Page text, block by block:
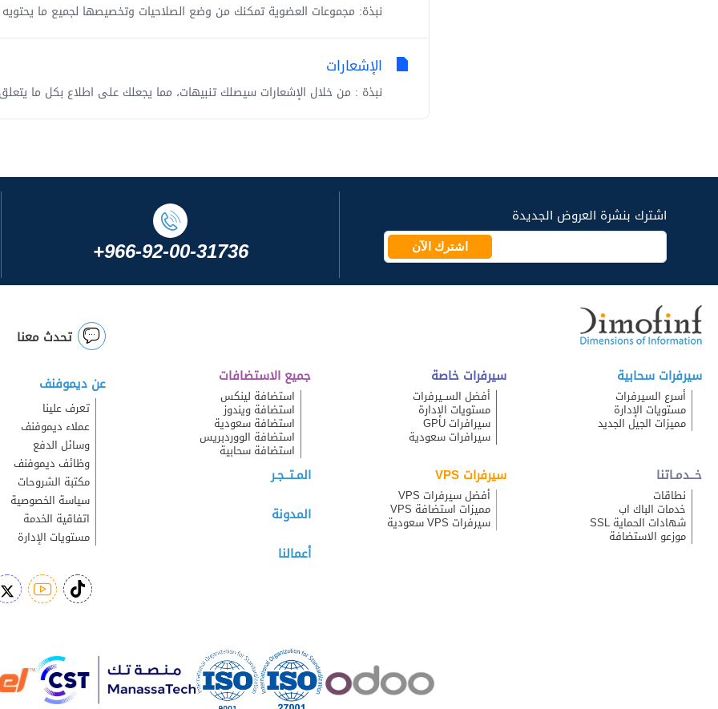
نبذة: مجموعات العضوية تمكنك من وضع الصلاحيات وتخصيصها لجميع ما
الإشعارات
نبذة : من خلال الإشعارات سيصلك تنبيهات، مما يجعلك على اطلاع بكل ما
اشترك بنشرة العروض الجديدة
اشترك الآن +966-92-00-31736
سيرفرات سحابية
أسرع السيرفرات
مستويات الإدارة
مميزات الجيل الجديد
سيرفرات خاصة
أفضل الســيرفرات
مستويات الإدارة
سيرافرات GPU
سيرافرات سعودية
جميع الاستضافات
استضافة لينكس
استضافة ويندوز
استضافة سعودية
استضافة الووردبريس
استضافة سحابية
خــدمـاتنا
نطاقات
خدمات الباك اب
شهادات الحماية SSL
موزعو الاستضافة
سيرفرات VPS
أفضل سيرفرات VPS
مميزات استضافة VPS
سيرفرات VPS سعودية
المـتــجـر
المدونة
أعمالنا
تحدث معنا
عن ديموفنف
تعرف علينا
عملاء ديموفنف
وسائل الدفع
وظائف ديموفنف
مكتبة الشروحات
سياسة الخصوصية
اتفاقية الخدمة
مستويات الإدارة